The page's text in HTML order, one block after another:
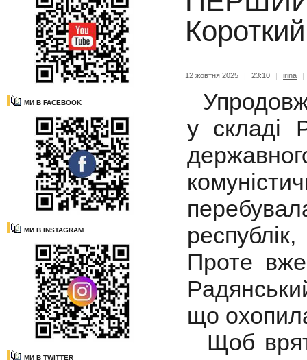
МИ В FACEBOOK
МИ В INSTAGRAM
МИ В TWITTER
12 жовтня 2025 | 23:10 | irina |
у складі
Проте
що
Щоб